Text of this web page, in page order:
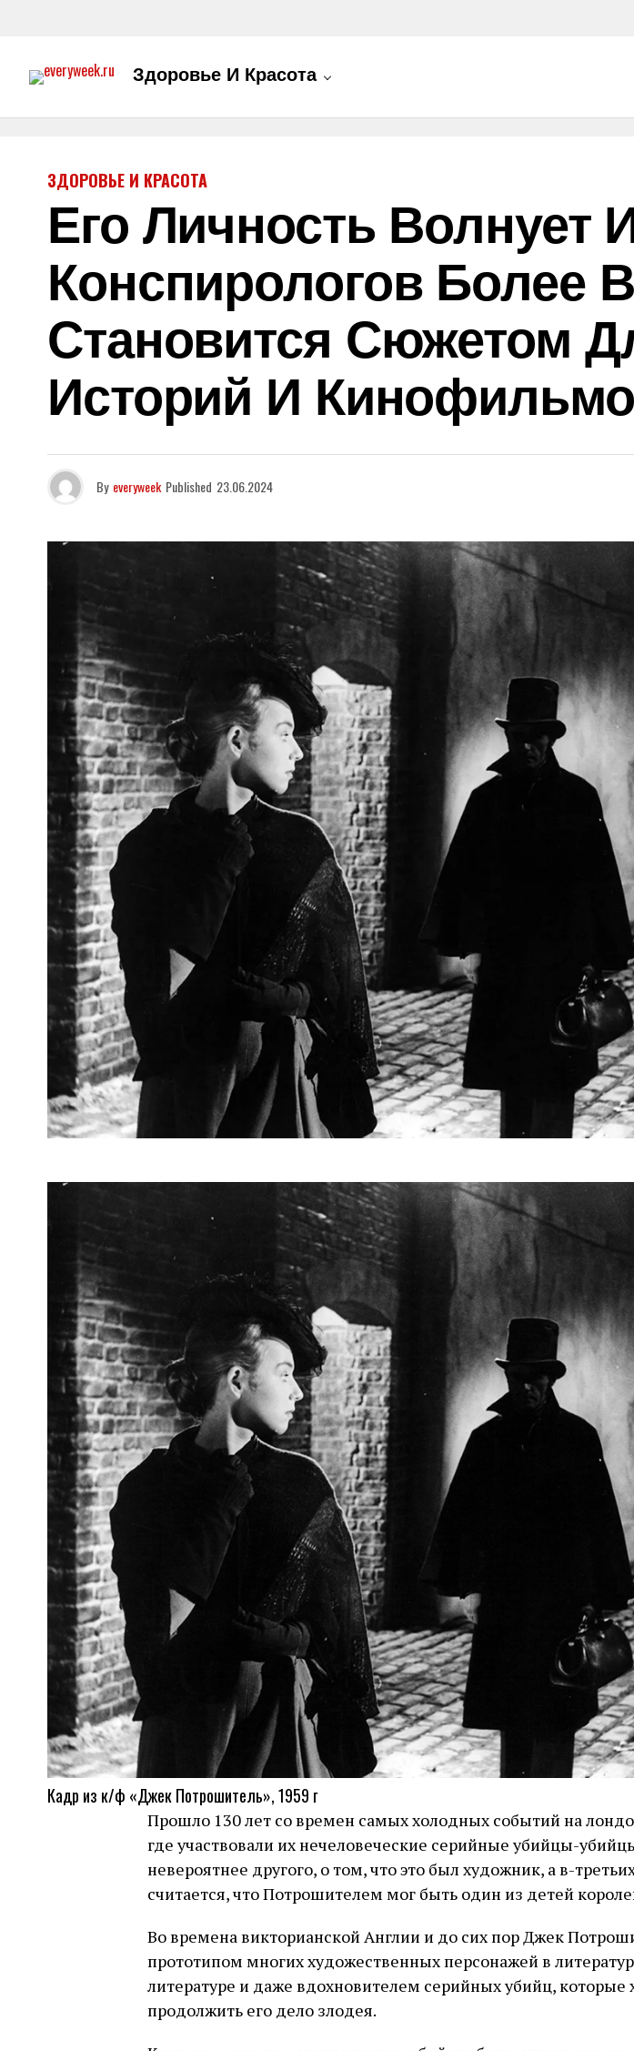
Здоровье И Красота
ЗДОРОВЬЕ И КРАСОТА
Его Личность Волнует
Конспирологов Более
Становится Сюжетом
Историй И
By everyweek Published 23.06.2024
Кадр из к/ф «Джек Потрошитель», 1959 г
Прошло 130 лет со времен самых холодных событий на
где участвовали их нечеловеческие серийные убийцы-
невероятнее другого, о том, что это был художник, а в-
считается, что Потрошителем мог быть один из детей
Во времена викторианской Англии и до сих пор Джек
прототипом многих художественных персонажей в
литературе и даже вдохновителем серийных убийц, которые
продолжить его дело злодея.